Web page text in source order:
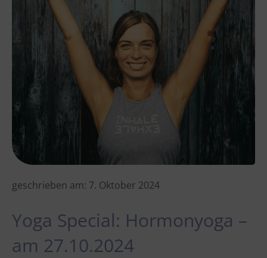
geschrieben am: 7. Oktober 2024
Yoga Special: Hormonyoga –
am 27.10.2024